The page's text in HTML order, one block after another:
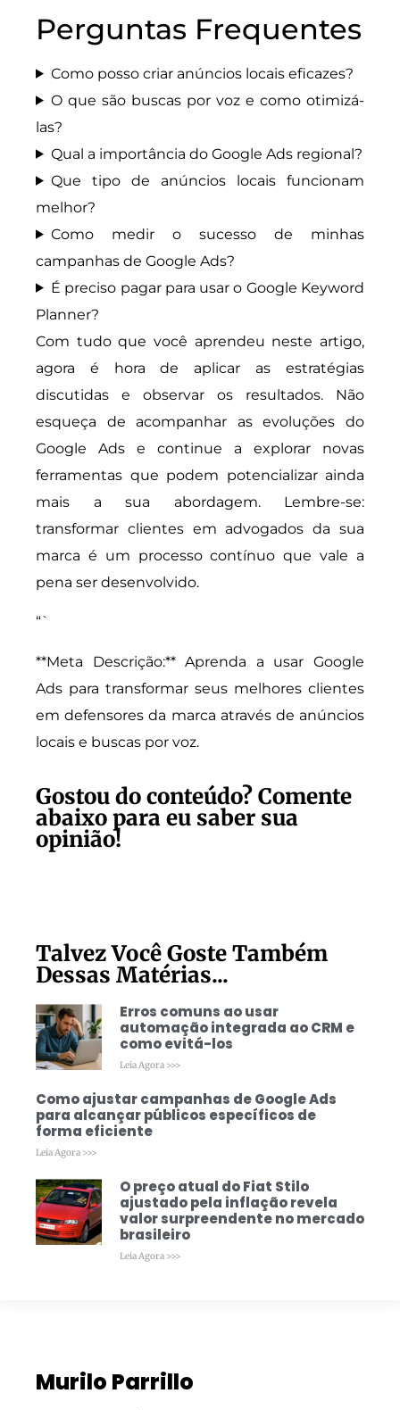
Perguntas Frequentes
Como posso criar anúncios locais eficazes?
O que são buscas por voz e como otimizá-
las?
Qual a importância do Google Ads regional?
Que tipo de anúncios locais funcionam
melhor?
Como medir o sucesso de minhas
campanhas de Google Ads?
É preciso pagar para usar o Google Keyword
Planner?
Com tudo que você aprendeu neste artigo,
agora é hora de aplicar as estratégias
discutidas e observar os resultados. Não
esqueça de acompanhar as evoluções do
Google Ads e continue a explorar novas
ferramentas que podem potencializar ainda
mais a sua abordagem. Lembre-se:
transformar clientes em advogados da sua
marca é um processo contínuo que vale a
pena ser desenvolvido.
“`
**Meta Descrição:** Aprenda a usar Google
Ads para transformar seus melhores clientes
em defensores da marca através de anúncios
locais e buscas por voz.
Gostou do conteúdo? Comente
abaixo para eu saber sua
opinião!
Talvez Você Goste Também
Dessas Matérias...
Erros comuns ao usar
automação integrada ao CRM e
como evitá-los
Leia Agora >>>
Como ajustar campanhas de Google Ads
para alcançar públicos específicos de
forma eficiente
Leia Agora >>>
O preço atual do Fiat Stilo
ajustado pela inflação revela
valor surpreendente no mercado
brasileiro
Leia Agora >>>
Murilo Parrillo